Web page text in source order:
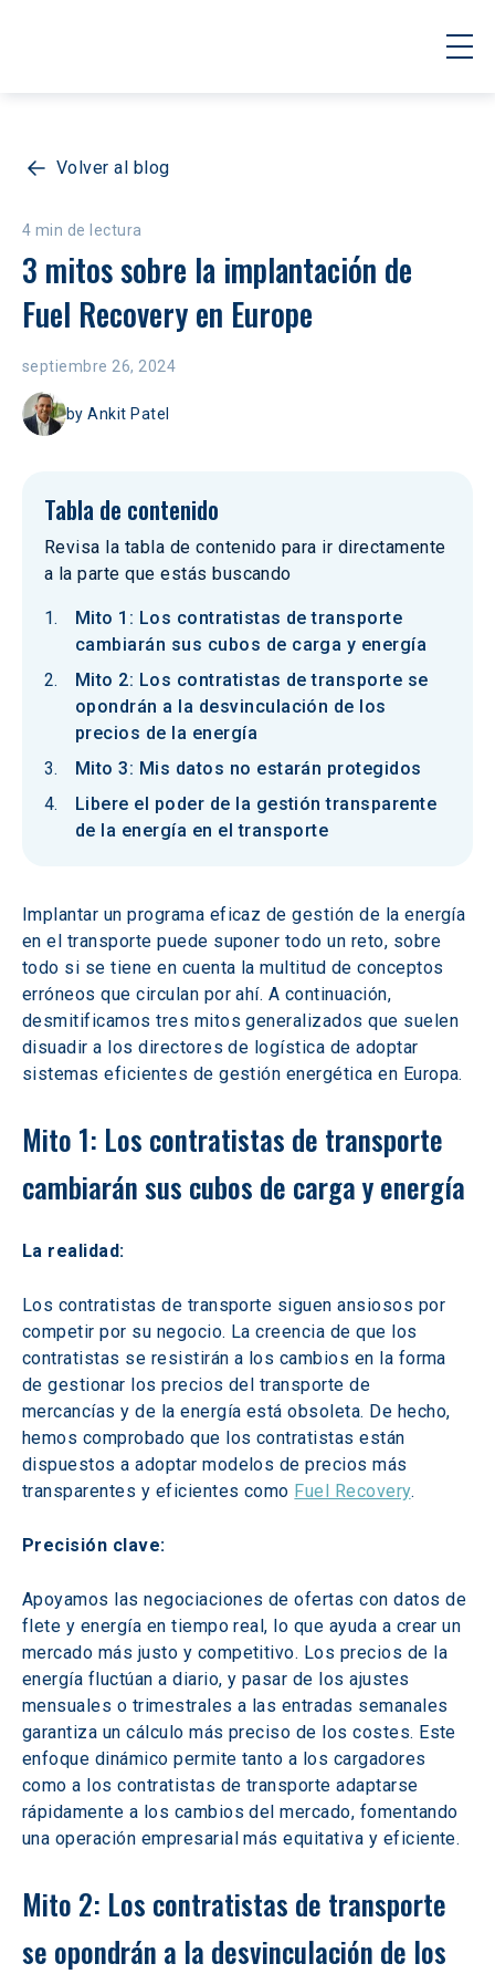
Volver al blog
4 min de lectura
3 mitos sobre la implantación de
Fuel Recovery en Europe
septiembre 26, 2024
byAnkit Patel
Tabla de contenido
Revisa la tabla de contenido para ir directamente
a la parte que estás buscando
Mito 1: Los contratistas de transporte
cambiarán sus cubos de carga y energía
Mito 2: Los contratistas de transporte se
opondrán a la desvinculación de los
precios de la energía
Mito 3: Mis datos no estarán protegidos
Libere el poder de la gestión transparente
de la energía en el transporte
Implantar un programa eficaz de gestión de la energía
en el transporte puede suponer todo un reto, sobre
todo si se tiene en cuenta la multitud de conceptos
erróneos que circulan por ahí. A continuación,
desmitificamos tres mitos generalizados que suelen
disuadir a los directores de logística de adoptar
sistemas eficientes de gestión energética en Europa.
Mito 1: Los contratistas de transporte
cambiarán sus cubos de carga y energía
La realidad:
Los contratistas de transporte siguen ansiosos por
competir por su negocio. La creencia de que los
contratistas se resistirán a los cambios en la forma
de gestionar los precios del transporte de
mercancías y de la energía está obsoleta. De hecho,
hemos comprobado que los contratistas están
dispuestos a adoptar modelos de precios más
transparentes y eficientes como Fuel Recovery.
Precisión clave:
Apoyamos las negociaciones de ofertas con datos de
flete y energía en tiempo real, lo que ayuda a crear un
mercado más justo y competitivo. Los precios de la
energía fluctúan a diario, y pasar de los ajustes
mensuales o trimestrales a las entradas semanales
garantiza un cálculo más preciso de los costes. Este
enfoque dinámico permite tanto a los cargadores
como a los contratistas de transporte adaptarse
rápidamente a los cambios del mercado, fomentando
una operación empresarial más equitativa y eficiente.
Mito 2: Los contratistas de transporte
se opondrán a la desvinculación de los